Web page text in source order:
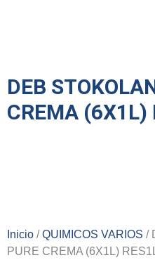
DEB
CREMA (6X1L)
Inicio /QUIMICOS VARIOS /
PURE CREMA (6X1L)